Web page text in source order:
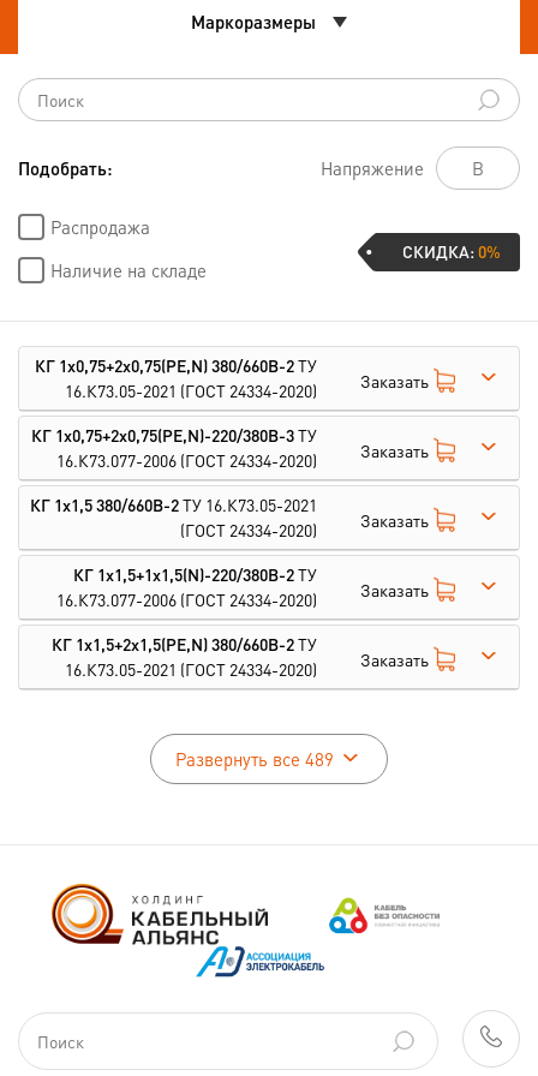
Маркоразмеры
Подобрать: Напряжение
Распродажа
Наличие на складе
СКИДКА:0%
КГ 1х0,75+2х0,75(PE,N) 380/660В-2ТУ
16.К73.05-2021 (ГОСТ 24334-2020) Заказать
КГ 1х0,75+2х0,75(PE,N)-220/380В-3ТУ
16.К73.077-2006 (ГОСТ 24334-2020) Заказать
КГ 1х1,5 380/660В-2ТУ 16.К73.05-2021
(ГОСТ 24334-2020)
Заказать
КГ 1х1,5+1х1,5(N)-220/380В-2ТУ
16.К73.077-2006 (ГОСТ 24334-2020) Заказать
КГ 1х1,5+2х1,5(PE,N) 380/660В-2ТУ
16.К73.05-2021 (ГОСТ 24334-2020) Заказать
Развернуть все 489